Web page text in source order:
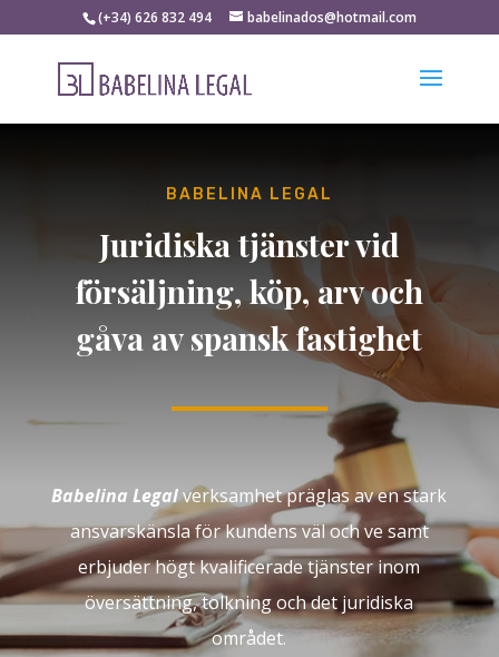
(+34) 626 832 494 babelinados@hotmail.com
BABELINA LEGAL
Juridiska tjänster vid
försäljning, köp, arv och
gåva av spansk fastighet
Babelina Legalverksamhet präglas av en stark
ansvarskänsla för kundens väl och ve samt
erbjuder högt kvalificerade tjänster inom
översättning, tolkning och det juridiska
området.